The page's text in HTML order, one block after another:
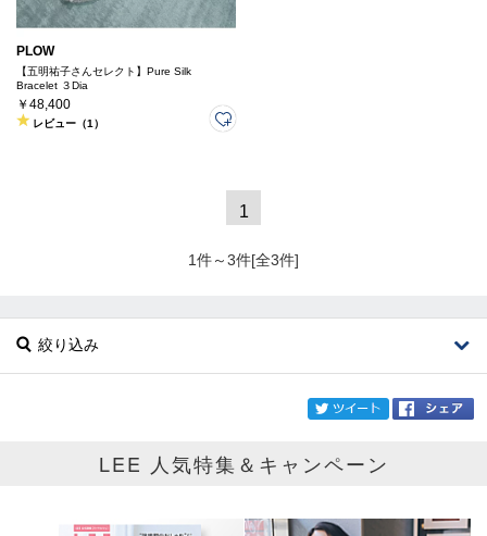
PLOW
【五明祐子さんセレクト】Pure Silk
Bracelet ３Dia
￥48,400
レビュー（1）
1
1件～3件[全3件]
絞り込み
LEE 人気特集＆キャンペーン